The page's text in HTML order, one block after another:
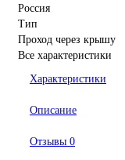
Россия
Тип
Проход через крышу
Все характеристики
Характеристики
Описание
Отзывы 0